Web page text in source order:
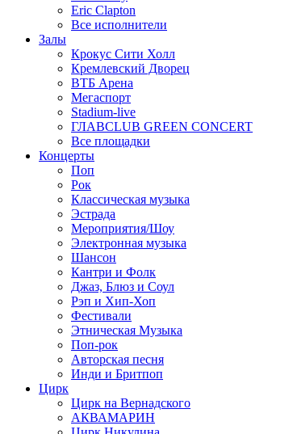
Eric Clapton
Все исполнители
Залы
Крокус Сити Холл
Кремлевский Дворец
ВТБ Арена
Мегаспорт
Stadium-live
ГЛАВCLUB GREEN CONCERT
Все площадки
Концерты
Поп
Рок
Классическая музыка
Эстрада
Мероприятия/Шоу
Электронная музыка
Шансон
Кантри и Фолк
Джаз, Блюз и Соул
Рэп и Хип-Хоп
Фестивали
Этническая Музыка
Поп-рок
Авторская песня
Инди и Бритпоп
Цирк
Цирк на Вернадского
АКВАМАРИН